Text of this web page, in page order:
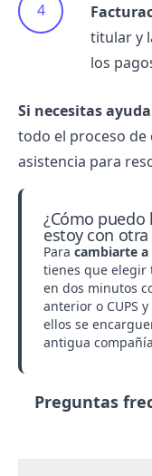
titular y
los
Si necesitas ayuda
todo el proceso
asistencia para
¿Cómo puedo
estoy con
Para cambiarte a
tienes que elegir
en dos minutos
anterior o CUPS
ellos se
antigua
Preguntas